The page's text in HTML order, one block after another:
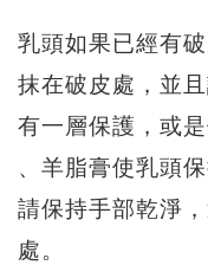
乳頭如果已經有
抹在破皮處，並
有一層保護，或
、羊脂膏使乳頭
請保持手部乾淨
處。